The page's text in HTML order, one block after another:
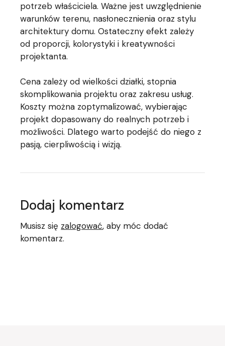
potrzeb właściciela. Ważne jest uwzględnienie
warunków terenu, nasłonecznienia oraz stylu
architektury domu. Ostateczny efekt zależy
od proporcji, kolorystyki i kreatywności
projektanta.
Cena zależy od wielkości działki, stopnia
skomplikowania projektu oraz zakresu usług.
Koszty można zoptymalizować, wybierając
projekt dopasowany do realnych potrzeb i
możliwości. Dlatego warto podejść do niego z
pasją, cierpliwością i wizją.
Dodaj komentarz
Musisz się zalogować, aby móc dodać
komentarz.